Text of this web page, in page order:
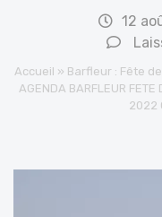
12
Accueil » Barfleur : Fête
AGENDA BARFLEUR FETE
2022